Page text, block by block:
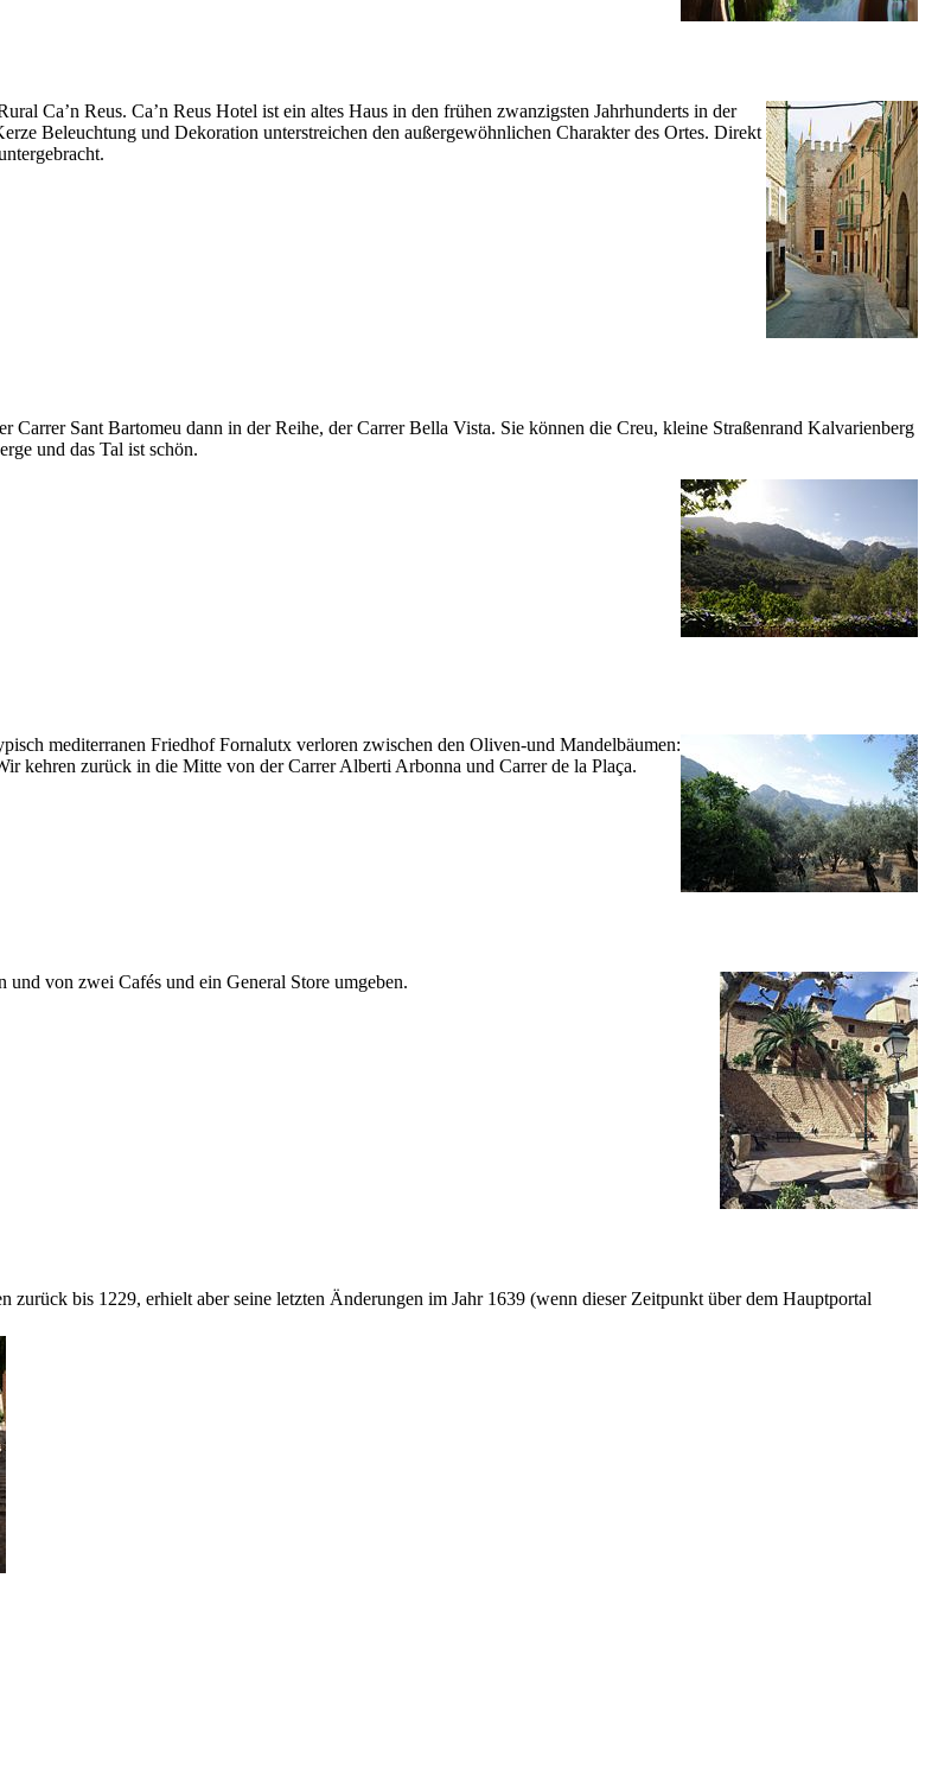
Ca’n Reus. Ca’n Reus Hotel ist ein altes Haus in den frühen zwanzigsten Jahrhunderts in der
Beleuchtung und Dekoration unterstreichen den außergewöhnlichen Charakter des Ortes. Direkt
Carrer Sant Bartomeu dann in der Reihe, derCarrer Bella Vista. Sie können die Creu, kleine Straßenrand Kalvarienberg
und das Tal ist schön.
mediterranen FriedhofFornalutx verloren zwischen den Oliven-und Mandelbäumen:
kehren zurück in die Mitte von derCarrer Alberti Arbonna und Carrer de la Plaça.
und von zwei Cafés und ein General Store umgeben.
bis 1229, erhielt aber seine letzten Änderungen im Jahr 1639 (wenn dieser Zeitpunkt über dem Hauptportal